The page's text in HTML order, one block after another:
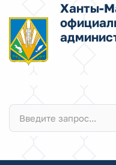
Ханты-